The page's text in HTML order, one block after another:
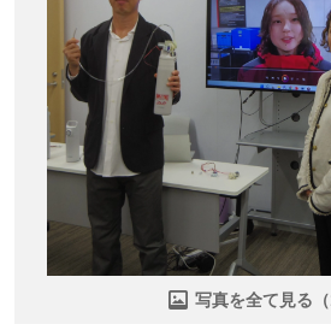
写真を全て見る（